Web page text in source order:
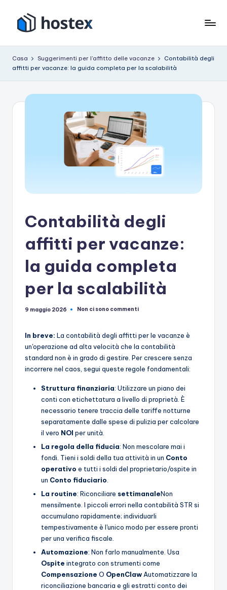
contenuto
s
p
tuo
artificiale
Casa Suggerimenti per l'affitto delle vacanze
Contabilità degli
affitti per vacanze: la guida completa per la scalabilità
Contabilità degli
affitti per vacanze:
la guida completa
per la scalabilità
9 maggio 2026 Non ci sono commenti
In breve: La contabilità degli affitti per le vacanze è
un'operazione ad alta velocità che la contabilità
standard non è in grado di gestire. Per crescere senza
incorrere nel caos, segui queste regole fondamentali:
Struttura finanziaria: Utilizzare un piano dei
conti con etichettatura a livello di proprietà. È
necessario tenere traccia delle tariffe notturne
separatamente dalle spese di pulizia per calcolare
il vero NOI per unità.
La regola della fiducia: Non mescolare mai i
fondi. Tieni i soldi della tua attività in un Conto
operativo e tutti i soldi del proprietario/ospite in
un Conto fiduciario
La routine: Riconciliare settimanaleNon
mensilmente. I piccoli errori nella contabilità STR si
accumulano rapidamente; individuarli
tempestivamente è l'unico modo per essere pronti
per una verifica fiscale.
Automazione: Non farlo manualmente. Usa
Ospite integrato con strumenti come
Compensazione O OpenClaw Automatizzare la
riconciliazione bancaria e gli estratti conto dei